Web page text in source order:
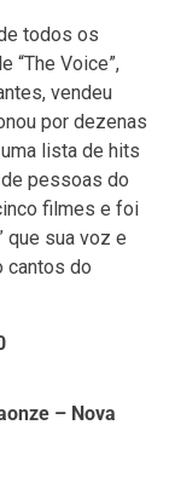
todos os
“The Voice”,
vendeu
por dezenas
lista de hits
pessoas do
filmes e foi
que sua voz e
cantos do
– Nova